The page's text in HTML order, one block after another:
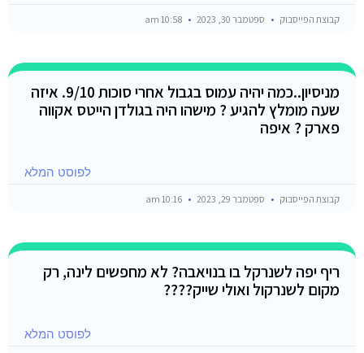
קבוצת הפייסבוק ספטמבר 30, 2023
מניסיון..כמה יהיה עמוס בגבול אחרי סוכות 9/10. איזה
שעה מומלץ להגיע ? מישהו היה בגולדן הייטס אקווה
פארק ? איפה
לפוסט המלא
קבוצת הפייסבוק ספטמבר 29, 2023
ריף יפה לשנרקל בו בנויאבה? לא מחפשים לינה, רק
מקום לשנרקול ואולי שייק????
לפוסט המלא